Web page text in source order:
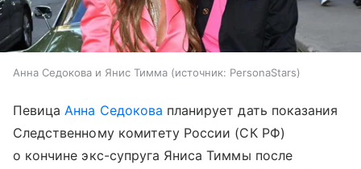
Анна Седокова и Янис Тимма источник: PersonaStars
ПевицаАнна Седокова планирует дать показания
Следственному комитету России (СК РФ)
о кончине экс-супруга Яниса Тиммы после